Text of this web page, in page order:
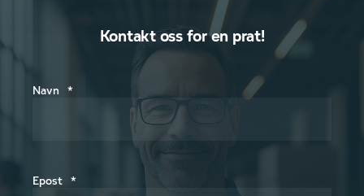
Kontakt oss for en prat!
Navn *
Epost *